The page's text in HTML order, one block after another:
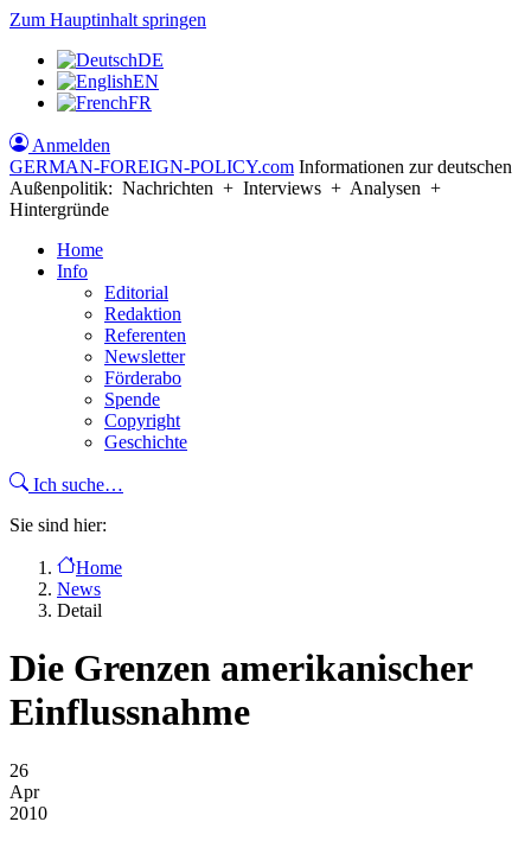
Zum Hauptinhalt springen
DE
EN
FR
Anmelden
GERMAN-FOREIGN-POLICY.com Informationen zur deutschen
Außenpolitik: Nachrichten + Interviews + Analysen +
Hintergründe
Home
Info
Editorial
Redaktion
Referenten
Newsletter
Förderabo
Spende
Copyright
Geschichte
Ich suche…
Sie sind hier:
Home
News
Detail
Die Grenzen amerikanischer
Einflussnahme
26
Apr
2010